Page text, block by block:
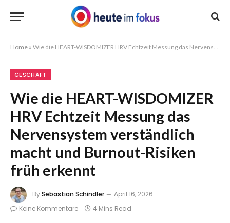
Home » Wie die HEART-WISDOMIZER HRV Echtzeit Messung das Nervensystem verständlich macht und Burnout-Risiken früh erkennt
GESCHÄFT
Wie die HEART-WISDOMIZER
HRV Echtzeit Messung das
Nervensystem verständlich
macht und Burnout-Risiken
früh erkennt
BySebastian Schindler
April 16, 2026
Keine Kommentare
4 Mins Read